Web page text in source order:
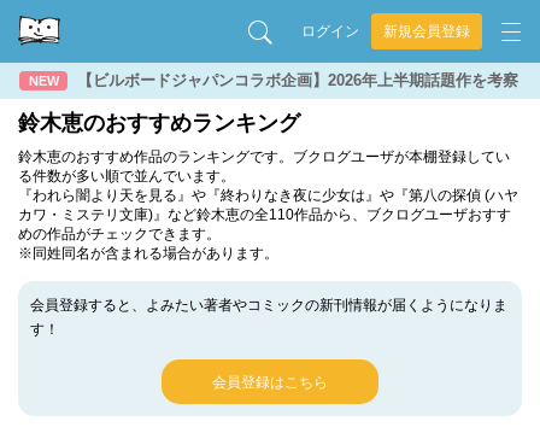
ログイン 新規会員登録
NEW 【ビルボードジャパンコラボ企画】2026年上半期話題作を考察
鈴木恵のおすすめランキング
鈴木恵のおすすめ作品のランキングです。ブクログユーザが本棚登録してい
る件数が多い順で並んでいます。
『われら闇より天を見る』や『終わりなき夜に少女は』や『第八の探偵 (ハヤ
カワ・ミステリ文庫)』など鈴木恵の全110作品から、ブクログユーザおすす
めの作品がチェックできます。
※同姓同名が含まれる場合があります。
会員登録すると、よみたい著者やコミックの新刊情報が届くようになりま
す！
会員登録はこちら